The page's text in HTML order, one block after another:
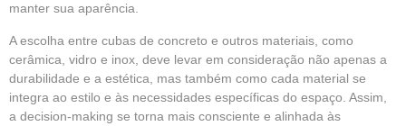
manter sua aparência.
A escolha entre cubas de concreto e outros materiais, como
cerâmica, vidro e inox, deve levar em consideração não apenas a
durabilidade e a estética, mas também como cada material se
integra ao estilo e às necessidades específicas do espaço. Assim,
a decision-making se torna mais consciente e alinhada às